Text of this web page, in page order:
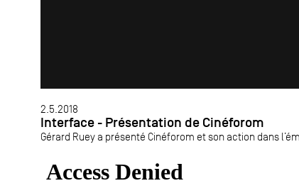
2.5.2018
Interface - Présentation de Cinéforom
Gérard Ruey a présenté Cinéforom et son action dans